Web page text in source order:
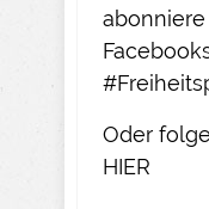
Oder
HIER​